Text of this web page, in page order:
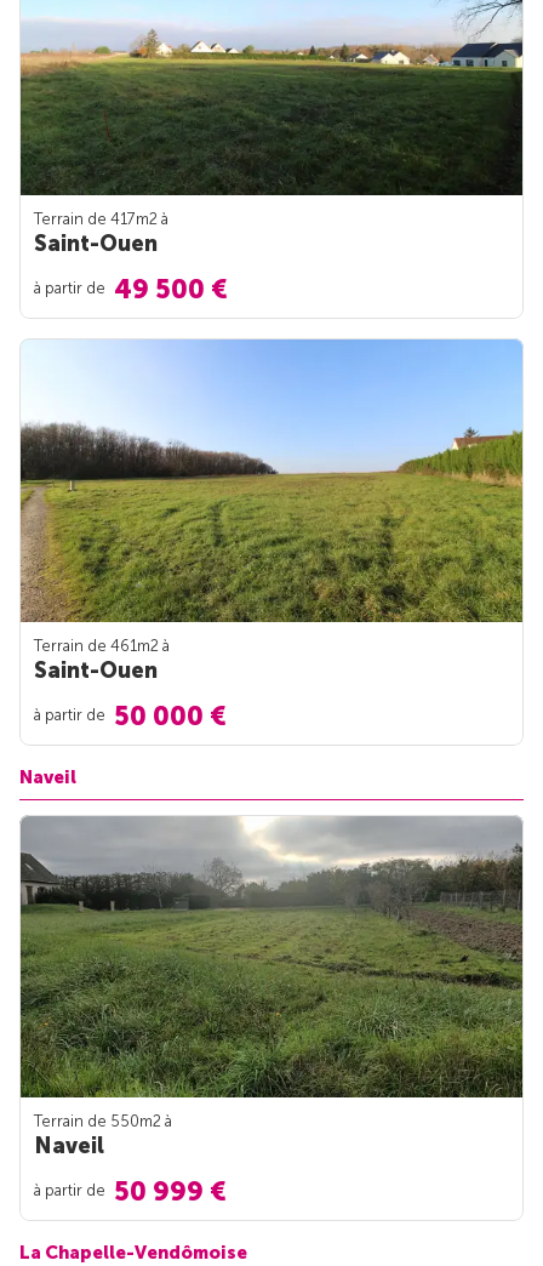
Terrain de 417m2 à
Saint-Ouen
à partir de 49 500 €
Terrain de 461m2 à
Saint-Ouen
à partir de 50 000 €
Naveil
Terrain de 550m2 à
Naveil
à partir de 50 999 €
La Chapelle-Vendômoise